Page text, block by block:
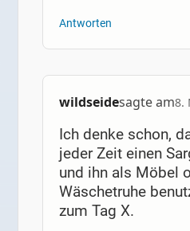
Antworten
wildseidesagte am8.
Ich denke schon,
jeder Zeit einen
und ihn als Möbel
Wäschetruhe
zum Tag X.